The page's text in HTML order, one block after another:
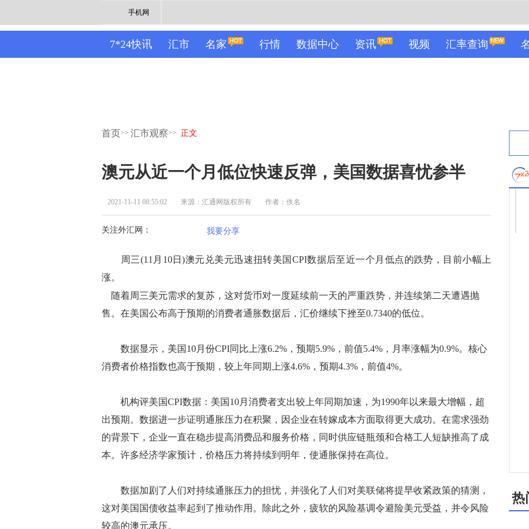
手机网
7*24快讯 汇市 名家 行情 数据中心 资讯 视频 汇率查询
首页>> 汇市观察>> 正文
澳元从近一个月低位快速反弹，美国数据喜忧参半
2021-11-11 08:55:02 来源：汇通网版权所有 作者：佚名
关注外汇网： 我要分享
周三(11月10日)澳元兑美元迅速扭转美国CPI数据后至近一个月低点的跌势，目前小幅上
涨。
随着周三美元需求的复苏，这对货币对一度延续前一天的严重跌势，并连续第二天遭遇抛
售。在美国公布高于预期的消费者通胀数据后，汇价继续下挫至0.7340的低位。
数据显示，美国10月份CPI同比上涨6.2%，预期5.9%，前值5.4%，月率涨幅为0.9%。核心
消费者价格指数也高于预期，较上年同期上涨4.6%，预期4.3%，前值4%。
机构评美国CPI数据：美国10月消费者支出较上年同期加速，为1990年以来最大增幅，超
出预期。数据进一步证明通胀压力在积聚，因企业在转嫁成本方面取得更大成功。在需求强劲
的背景下，企业一直在稳步提高消费品和服务价格，同时供应链瓶颈和合格工人短缺推高了成
本。许多经济学家预计，价格压力将持续到明年，使通胀保持在高位。
数据加剧了人们对持续通胀压力的担忧，并强化了人们对美联储将提早收紧政策的猜测，
这对美国国债收益率起到了推动作用。除此之外，疲软的风险基调令避险美元受益，并令风险
较高的澳元承压。
热